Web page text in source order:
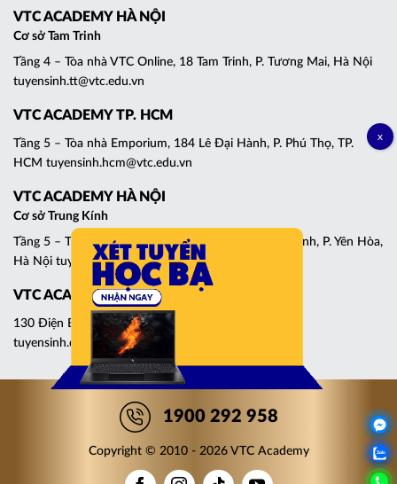
VTC ACADEMY HÀ NỘI
Cơ sở Tam Trinh
Tầng 4 – Tòa nhà VTC Online, 18 Tam Trinh, P. Tương Mai, Hà Nội
tuyensinh.tt@vtc.edu.vn
VTC ACADEMY TP. HCM
Tầng 5 – Tòa nhà Emporium, 184 Lê Đại Hành, P. Phú Thọ, TP.
HCM tuyensinh.hcm@vtc.edu.vn
VTC ACADEMY HÀ NỘI
Cơ sở Trung Kính
Tầng 5 – Tháp C, Tòa nhà Central Point, 219 Trung Kính, P. Yên Hòa,
Hà Nội tuyensinh.cg@vtc.edu.vn
VTC ACADEMY ĐÀ NẴNG
130 Điện Biên Phủ, P. Thanh Khê, Đà Nẵng
tuyensinh.dn@vtc.edu.vn
1900 292 958
Copyright © 2010 - 2026 VTC Academy